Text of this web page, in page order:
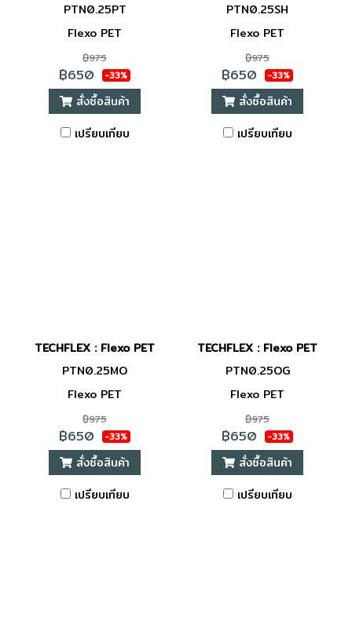
PTN0.25PT
Flexo PET
฿975
฿650 -33%
สั่งซื้อสินค้า
เปรียบเทียบ
PTN0.25SH
Flexo PET
฿975
฿650 -33%
สั่งซื้อสินค้า
เปรียบเทียบ
TECHFLEX : Flexo PET
PTN0.25MO
Flexo PET
฿975
฿650 -33%
สั่งซื้อสินค้า
เปรียบเทียบ
TECHFLEX : Flexo PET
PTN0.25OG
Flexo PET
฿975
฿650 -33%
สั่งซื้อสินค้า
เปรียบเทียบ